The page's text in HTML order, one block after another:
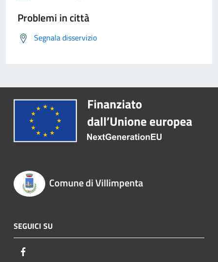
Problemi in città
Segnala disservizio
Comune di Villimpenta
SEGUICI SU